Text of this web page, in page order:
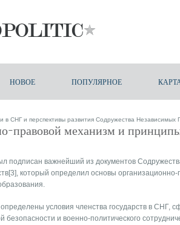
НОВОЕ ПОПУЛЯРНОЕ
в СНГ и перспективы развития Содружества Независимых
правовой механизм и
подписан важнейший из документов
который определил основы организационно-
условия членства государств в СНГ,
безопасности и военно-политического